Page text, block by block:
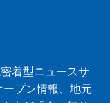
着型ニュースサ
プン情報、地元